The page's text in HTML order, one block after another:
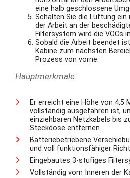
eine halb geschlossene
Schalten Sie die Lüftung ein
der Arbeit an der
Filtersystem wird die VOCs
Sobald die Arbeit beendet
Kabine zum nächsten
Prozess von vorne.
Hauptmerkmale:
Er erreicht eine Höhe von 4,5
vollständig ausgefahren ist,
einziehbaren Netzkabels bis
Steckdose entfernen.
Batteriebetriebene
und voll funktionsfähiger
Eingebautes 3-stufiges
Vollständig vom Inneren der